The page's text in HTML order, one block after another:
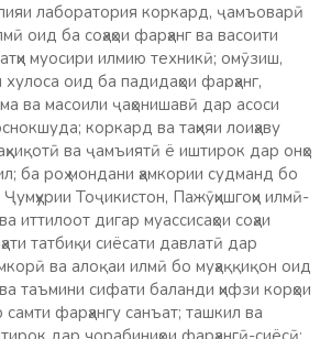
лаборатория коркард, ҷамъоварӣ
оид ба соҳаҳои фарҳанг ва васоити
муосири илмию техникӣ; омӯзиш,
хулоса оид ба падидаҳои фарҳанг,
ва масоили ҷаҳонишавӣ дар асоси
коркард ва таҳияи лоиҳаву
ва ҷамъиятӣ ё иштирок дар онҳо
ба роҳ мондани ҳамкории судманд бо
Тоҷикистон, Пажӯҳишгоҳи илмӣ-
иттилоот дигар муассисаҳои соҳаи
татбиқи сиёсати давлатӣ дар
ва алоқаи илмӣ бо муҳаққиқон оид
таъмини сифати баланди ҳифзи корҳои
фарҳангу санъат; ташкил ва